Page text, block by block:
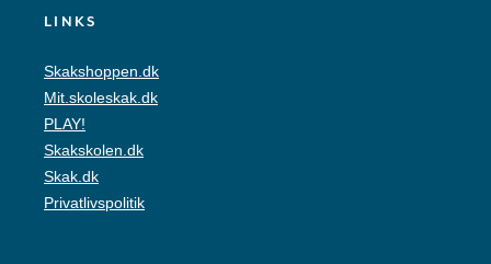
LINKS
Skakshoppen.dk
Mit.skoleskak.dk
PLAY!
Skakskolen.dk
Skak.dk
Privatlivspolitik